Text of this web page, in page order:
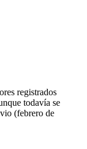
registrados
todavía se
(febrero de